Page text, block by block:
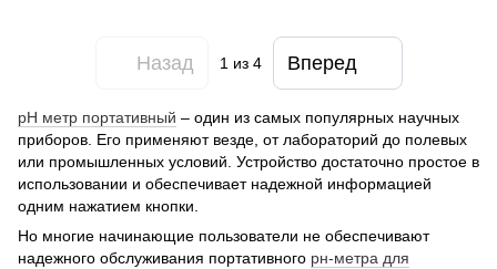
Назад 1из 4 Вперед
рН метр портативный – один из самых популярных научных
приборов. Его применяют везде, от лабораторий до полевых
или промышленных условий. Устройство достаточно простое в
использовании и обеспечивает надежной информацией
одним нажатием кнопки.
Но многие начинающие пользователи не обеспечивают
надежного обслуживания портативного рн-метра для